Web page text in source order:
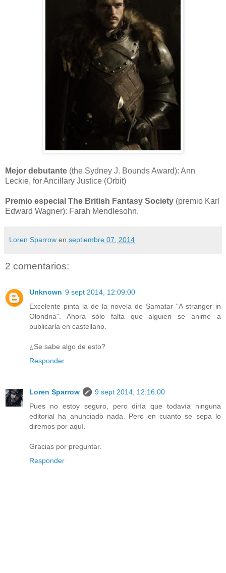
Mejor debutante (the Sydney J. Bounds Award): Ann
Leckie, for Ancillary Justice (Orbit)
Premio especial The British Fantasy Society (premio Karl
Edward Wagner): Farah Mendlesohn.
Loren Sparrow en septiembre 07, 2014
2 comentarios:
Unknown 9 sept 2014, 12:09:00
Excelente pinta la de la novela de Samatar "A stranger in
Olondria". Ahora sólo falta que alguien se anime a
publicarla en castellano.
¿Se sabe algo de esto?
Responder
Loren Sparrow
9 sept 2014, 12:16:00
Pues no estoy seguro, pero diría que todavía ninguna
editorial ha anunciado nada. Pero en cuanto se sepa lo
diremos por aquí.
Gracias por preguntar.
Responder